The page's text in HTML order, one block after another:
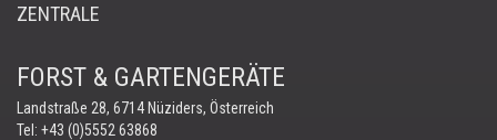
ZENTRALE
FORST & GARTENGERÄTE
Landstraße 28, 6714 Nüziders, Österreich
Tel: +43 (0)5552 63868